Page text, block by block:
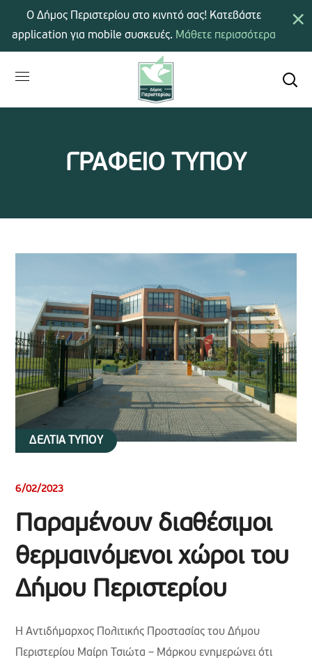
ΓΡΑΦΕΙΟ ΤΥΠΟΥ
ΔΕΛΤΙΑ ΤΥΠΟΥ
6/02/2023
Παραμένουν διαθέσιμοι
θερμαινόμενοι χώροι του
Δήμου Περιστερίου
Η Αντιδήμαρχος Πολιτικής Προστασίας του Δήμου
Περιστερίου Μαίρη Τσιώτα – Μάρκου ενημερώνει ότι
×
Ο Δήμος Περιστερίου στο κινητό σας! Κατεβάστε
application για mobile συσκευές. Μάθετε περισσότερα